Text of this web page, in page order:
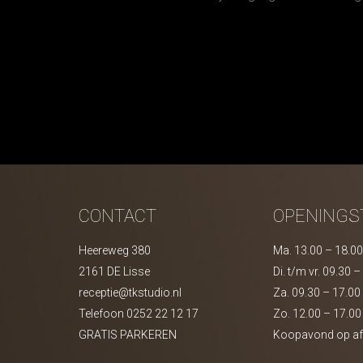
CONTACT
Heereweg 380
2161 DE Lisse
receptie@tkstudio.nl
Telefoon 0252 22 12 17
GRATIS PARKEREN
Ma. 13.00 –
Di. t/m vr. 09.30
Za. 09.30 –
Zo. 12.00 –
Koopavond op